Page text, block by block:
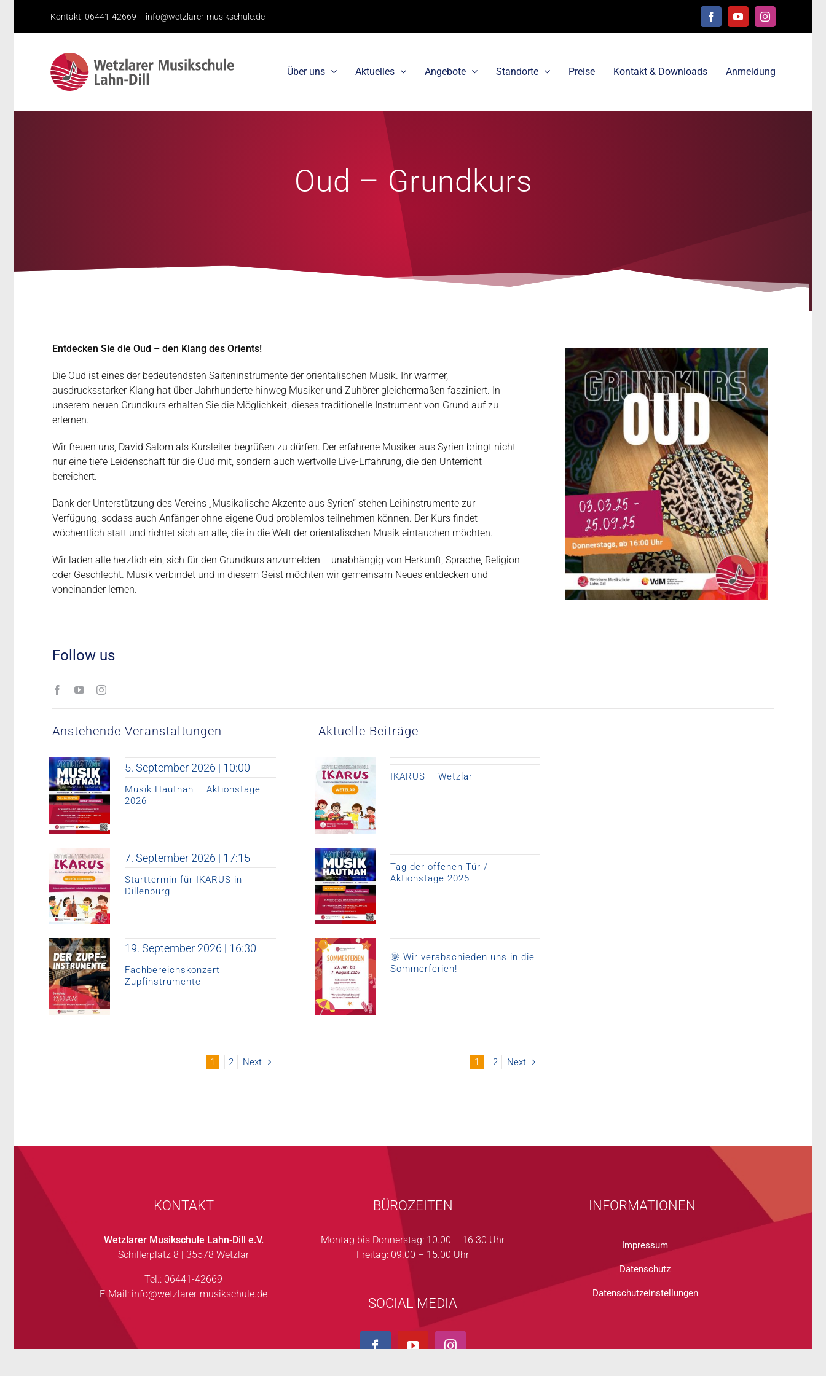
content
Kontakt: 06441-42669 | info@wetzlarer-musikschule.de FacebookYouTubeInstagram
Über uns Aktuelles Angebote Standorte Preise Kontakt & Downloads Anmeldung
Oud – Grundkurs
Entdecken Sie die Oud – den Klang des Orients!
Die Oud ist eines der bedeutendsten Saiteninstrumente der orientalischen Musik. Ihr warmer,
ausdrucksstarker Klang hat über Jahrhunderte hinweg Musiker und Zuhörer gleichermaßen fasziniert. In
unserem neuen Grundkurs erhalten Sie die Möglichkeit, dieses traditionelle Instrument von Grund auf zu
erlernen.
Wir freuen uns, David Salom als Kursleiter begrüßen zu dürfen. Der erfahrene Musiker aus Syrien bringt nicht
nur eine tiefe Leidenschaft für die Oud mit, sondern auch wertvolle Live-Erfahrung, die den Unterricht
bereichert.
Dank der Unterstützung des Vereins „Musikalische Akzente aus Syrien“ stehen Leihinstrumente zur
Verfügung, sodass auch Anfänger ohne eigene Oud problemlos teilnehmen können. Der Kurs findet
wöchentlich statt und richtet sich an alle, die in die Welt der orientalischen Musik eintauchen möchten.
Wir laden alle herzlich ein, sich für den Grundkurs anzumelden – unabhängig von Herkunft, Sprache, Religion
oder Geschlecht. Musik verbindet und in diesem Geist möchten wir gemeinsam Neues entdecken und
voneinander lernen.
Follow us
Anstehende Veranstaltungen
5. September 2026 | 10:00
Musik Hautnah – Aktionstage
2026
7. September 2026 | 17:15
Starttermin für IKARUS in
Dillenburg
19. September 2026 | 16:30
Fachbereichskonzert
Zupfinstrumente
1 2 Next
Aktuelle Beiträge
IKARUS – Wetzlar
Tag der offenen Tür /
Aktionstage 2026
🌞 Wir verabschieden uns in die
Sommerferien!
1 2 Next
KONTAKT
Wetzlarer Musikschule Lahn-Dill e.V.
Schillerplatz 8 | 35578 Wetzlar
Tel.: 06441-42669
E-Mail: info@wetzlarer-musikschule.de
BÜROZEITEN
Montag bis Donnerstag: 10.00 – 16.30 Uhr
Freitag: 09.00 – 15.00 Uhr
SOCIAL MEDIA
INFORMATIONEN
Impressum
Datenschutz
Datenschutzeinstellungen